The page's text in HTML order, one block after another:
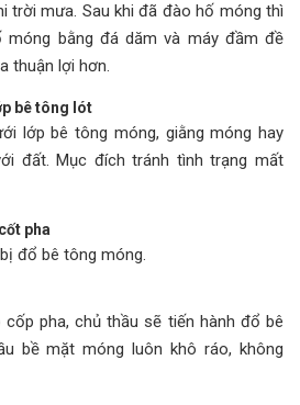
trời mưa. Sau khi đã đào hố móng thì
móng bằng đá dăm và máy đầm đề
thuận lợi hơn.
bê tông lót
lớp bê tông móng, giằng móng hay
đất. Mục đích tránh tình trạng mất
pha
đổ bê tông móng.
cốp pha, chủ thầu sẽ tiến hành đổ bê
bề mặt móng luôn khô ráo, không